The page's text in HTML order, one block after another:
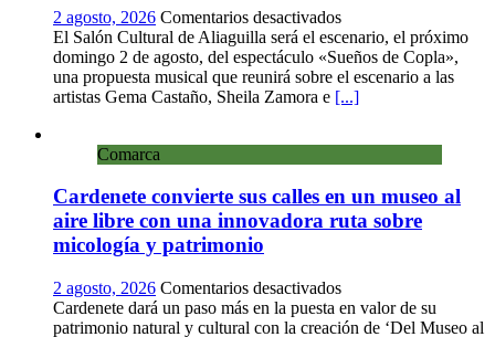
Centro
de
Arte
Loma
del
Olvido
2 agosto, 2026 Comentarios desactivadosen
La
copla
se
sube
El Salón Cultural de Aliaguilla será el escenario, el próximo
domingo 2 de agosto, del espectáculo «Sueños de Copla»,
una propuesta musical que reunirá sobre el escenario a las
artistas Gema Castaño, Sheila Zamora e [...]
Comarca
Cardenete convierte sus calles en un museo al
aire libre con una innovadora ruta sobre
micología y patrimonio
2 agosto, 2026 Comentarios desactivadosen
Cardenete
convierte
Cardenete dará un paso más en la puesta en valor de su
patrimonio natural y cultural con la creación de ‘Del Museo al